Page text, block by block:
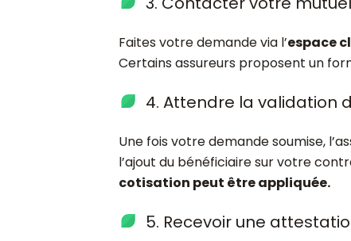
Faites votre demande via l’espace
Certains assureurs proposent un
4. Attendre la validation
Une fois votre demande soumise,
l’ajout du bénéficiaire sur votre
cotisation peut être appliquée.
5. Recevoir une